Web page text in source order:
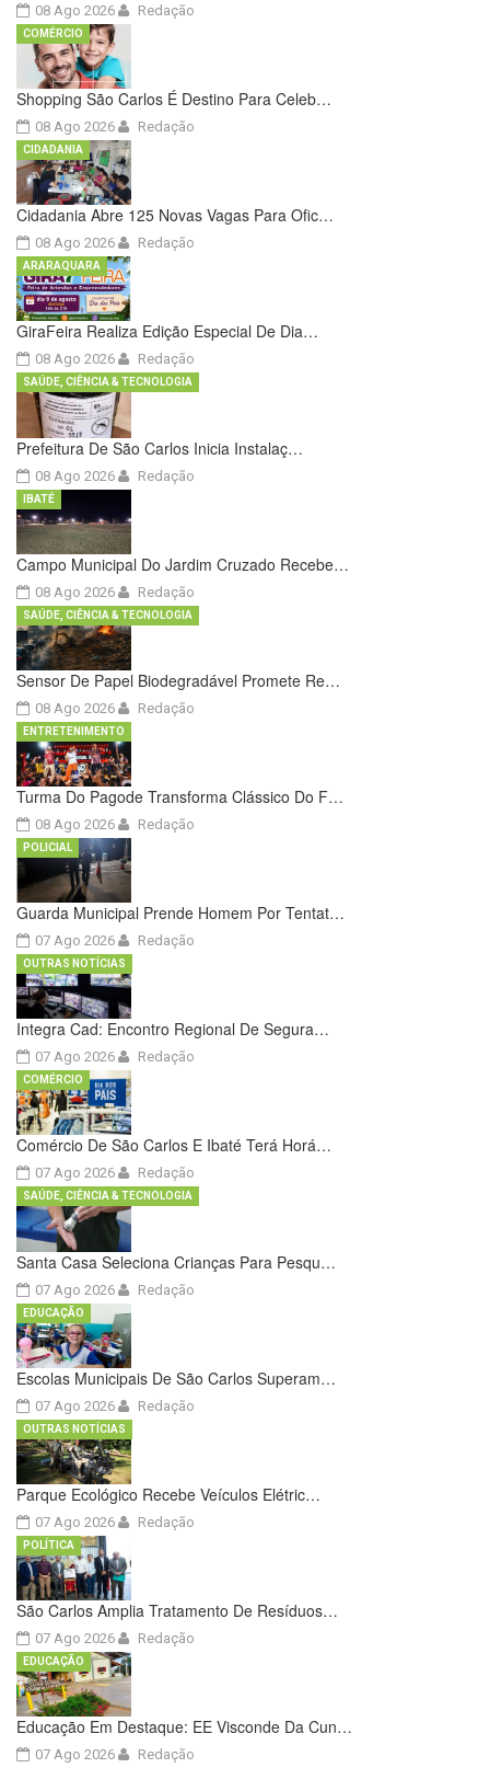
08 Ago 2026 Redação
Shopping São Carlos É Destino Para Celeb…
08 Ago 2026
COMÉRCIO
Redação
Cidadania Abre 125 Novas Vagas Para Ofic…
08 Ago 2026
CIDADANIA
Redação
GiraFeira Realiza Edição Especial De Dia…
08 Ago 2026
ARARAQUARA
Redação
Prefeitura De São Carlos Inicia Instalaç…
08 Ago 2026
SAÚDE, CIÊNCIA & TECNOLOGIA
Redação
Campo Municipal Do Jardim Cruzado Recebe…
08 Ago 2026
IBATÉ
Redação
Sensor De Papel Biodegradável Promete Re…
08 Ago 2026
SAÚDE, CIÊNCIA & TECNOLOGIA
Redação
Turma Do Pagode Transforma Clássico Do F…
08 Ago 2026
ENTRETENIMENTO
Redação
Guarda Municipal Prende Homem Por Tentat…
07 Ago 2026
POLICIAL
Redação
Integra Cad: Encontro Regional De Segura…
07 Ago 2026
OUTRAS NOTÍCIAS
Redação
Comércio De São Carlos E Ibaté Terá Horá…
07 Ago 2026
COMÉRCIO
Redação
Santa Casa Seleciona Crianças Para Pesqu…
07 Ago 2026
SAÚDE, CIÊNCIA & TECNOLOGIA
Redação
Escolas Municipais De São Carlos Superam…
07 Ago 2026
EDUCAÇÃO
Redação
Parque Ecológico Recebe Veículos Elétric…
07 Ago 2026
OUTRAS NOTÍCIAS
Redação
São Carlos Amplia Tratamento De Resíduos…
07 Ago 2026
POLÍTICA
Redação
Educação Em Destaque: EE Visconde Da Cun…
07 Ago 2026
EDUCAÇÃO
Redação